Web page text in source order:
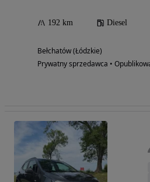
192 km Diesel
Bełchatów (Łódzkie)
Prywatny sprzedawca •